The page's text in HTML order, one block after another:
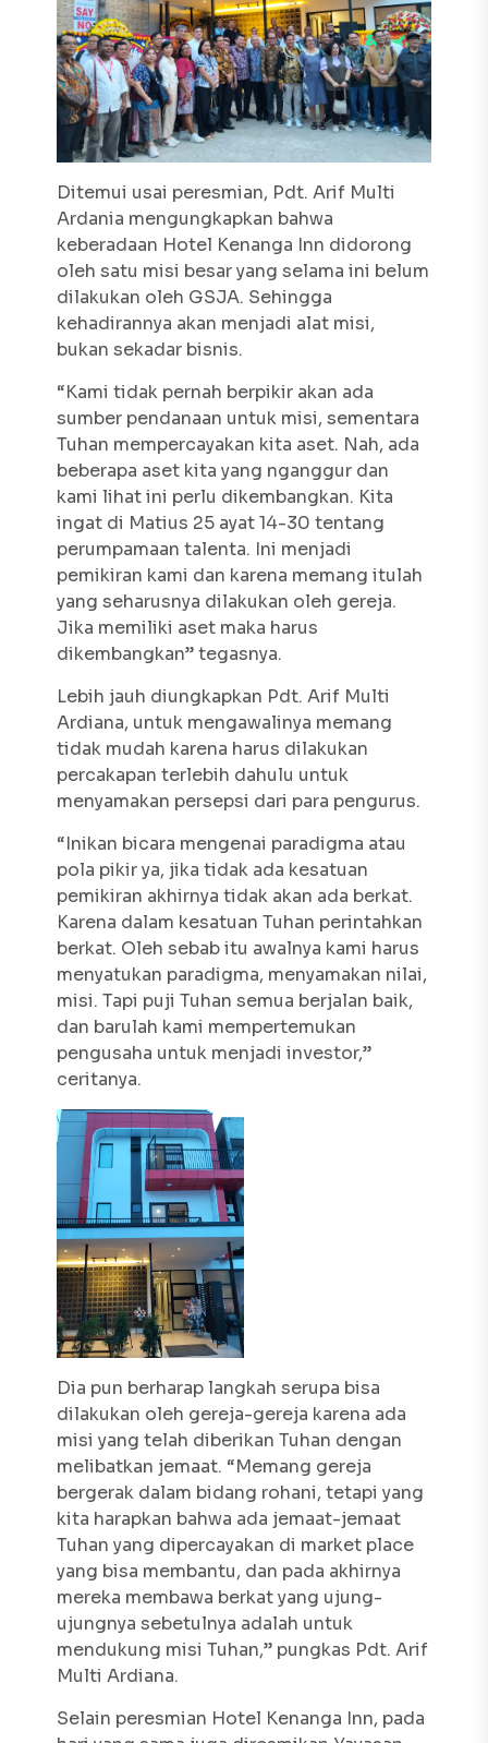
Ditemui usai peresmian, Pdt. Arif Multi
Ardania mengungkapkan bahwa
keberadaan Hotel Kenanga Inn didorong
oleh satu misi besar yang selama ini belum
dilakukan oleh GSJA. Sehingga
kehadirannya akan menjadi alat misi,
bukan sekadar bisnis.
“Kami tidak pernah berpikir akan ada
sumber pendanaan untuk misi, sementara
Tuhan mempercayakan kita aset. Nah, ada
beberapa aset kita yang nganggur dan
kami lihat ini perlu dikembangkan. Kita
ingat di Matius 25 ayat 14-30 tentang
perumpamaan talenta. Ini menjadi
pemikiran kami dan karena memang itulah
yang seharusnya dilakukan oleh gereja.
Jika memiliki aset maka harus
dikembangkan” tegasnya.
Lebih jauh diungkapkan Pdt. Arif Multi
Ardiana, untuk mengawalinya memang
tidak mudah karena harus dilakukan
percakapan terlebih dahulu untuk
menyamakan persepsi dari para pengurus.
“Inikan bicara mengenai paradigma atau
pola pikir ya, jika tidak ada kesatuan
pemikiran akhirnya tidak akan ada berkat.
Karena dalam kesatuan Tuhan perintahkan
berkat. Oleh sebab itu awalnya kami harus
menyatukan paradigma, menyamakan nilai,
misi. Tapi puji Tuhan semua berjalan baik,
dan barulah kami mempertemukan
pengusaha untuk menjadi investor,”
ceritanya.
Dia pun berharap langkah serupa bisa
dilakukan oleh gereja-gereja karena ada
misi yang telah diberikan Tuhan dengan
melibatkan jemaat. “Memang gereja
bergerak dalam bidang rohani, tetapi yang
kita harapkan bahwa ada jemaat-jemaat
Tuhan yang dipercayakan di market place
yang bisa membantu, dan pada akhirnya
mereka membawa berkat yang ujung-
ujungnya sebetulnya adalah untuk
mendukung misi Tuhan,” pungkas Pdt. Arif
Multi Ardiana.
Selain peresmian Hotel Kenanga Inn, pada